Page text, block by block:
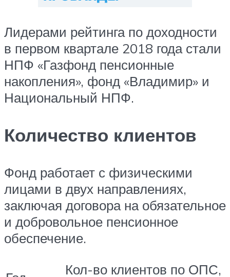
Лидерами рейтинга по доходности
в первом квартале 2018 года стали
НПФ «Газфонд пенсионные
накопления», фонд «Владимир» и
Национальный НПФ.
Количество клиентов
Фонд работает с физическими
лицами в двух направлениях,
заключая договора на обязательное
и добровольное пенсионное
обеспечение.
Кол-во клиентов по ОПС,